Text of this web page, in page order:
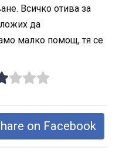
Всичко отива за
да
малко помощ, тя се
on Facebook